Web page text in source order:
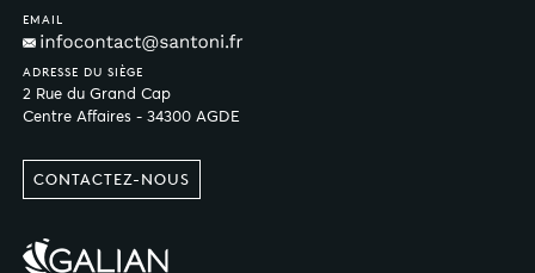
EMAIL
ADRESSE DU SIÈGE
2 Rue du Grand Cap
Centre Affaires - 34300 AGDE
CONTACTEZ-NOUS